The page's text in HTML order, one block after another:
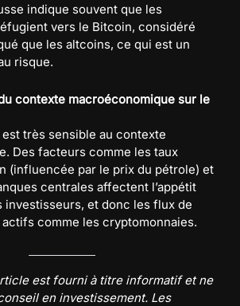
indique souvent que les
vers le Bitcoin, considéré
que les altcoins, ce qui est un
risque.
contexte macroéconomique sur le
très sensible au contexte
Des facteurs comme les taux
(influencée par le prix du pétrole) et
centrales affectent l’appétit
investisseurs, et donc les flux de
comme les cryptomonnaies.
est fourni à titre informatif et ne
en investissement. Les